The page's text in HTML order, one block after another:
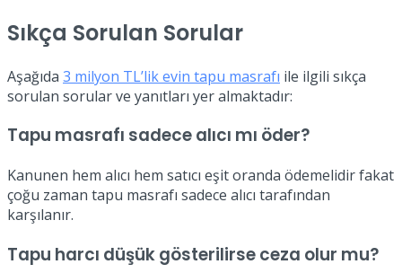
Sıkça Sorulan Sorular
Aşağıda 3 milyon TL’lik evin tapu masrafı ile ilgili sıkça
sorulan sorular ve yanıtları yer almaktadır:
Tapu masrafı sadece alıcı mı öder?
Kanunen hem alıcı hem satıcı eşit oranda ödemelidir fakat
çoğu zaman tapu masrafı sadece alıcı tarafından
karşılanır.
Tapu harcı düşük gösterilirse ceza olur mu?